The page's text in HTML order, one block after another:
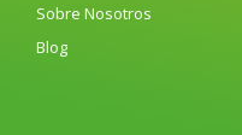
Sobre Nosotros
Blog